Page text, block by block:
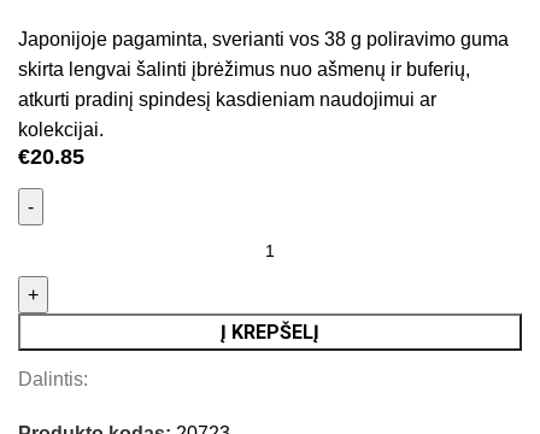
Japonijoje pagaminta, sverianti vos 38 g poliravimo guma
skirta lengvai šalinti įbrėžimus nuo ašmenų ir buferių,
atkurti pradinį spindesį kasdieniam naudojimui ar
kolekcijai.
€20.85
Į KREPŠELĮ
Dalintis: